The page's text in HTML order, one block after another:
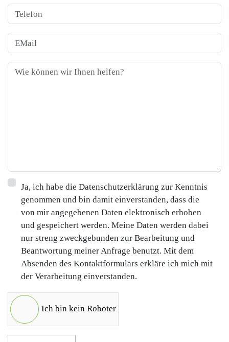
Ja, ich habe die Datenschutzerklärung zur Kenntnis
genommen und bin damit einverstanden, dass die
von mir angegebenen Daten elektronisch erhoben
und gespeichert werden. Meine Daten werden dabei
nur streng zweckgebunden zur Bearbeitung und
Beantwortung meiner Anfrage benutzt. Mit dem
Absenden des Kontaktformulars erkläre ich mich mit
der Verarbeitung einverstanden.
Ich bin kein Roboter